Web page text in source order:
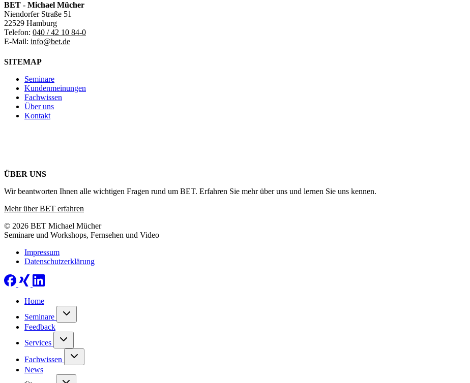
BET - Michael Mücher
Niendorfer Straße 51
22529 Hamburg
Telefon: 040 / 42 10 84-0
E-Mail: info@bet.de
SITEMAP
Seminare
Kundenmeinungen
Fachwissen
Über uns
Kontakt
ÜBER UNS
Wir beantworten Ihnen alle wichtigen Fragen rund um BET. Erfahren Sie mehr über uns und lernen Sie uns kennen.
Mehr über BET erfahren
© 2026 BET Michael Mücher
Seminare und Workshops, Fernsehen und Video
Impressum
Datenschutzerklärung
Home
Seminare
Feedback
Services
Fachwissen
News